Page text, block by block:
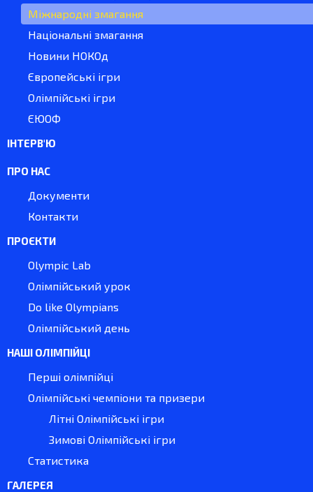
Міжнародні змагання
Національні змагання
Новини НОКОд
Європейські ігри
Олімпійські ігри
ЄЮОФ
ІНТЕРВ'Ю
ПРО НАС
Документи
Контакти
ПРОЄКТИ
Olympic Lab
Олімпійський урок
Do like Olympians
Олімпійський день
НАШІ ОЛІМПІЙЦІ
Перші олімпійці
Олімпійські чемпіони та призери
Літні Олімпійські ігри
Зимові Олімпійські ігри
Статистика
ГАЛЕРЕЯ